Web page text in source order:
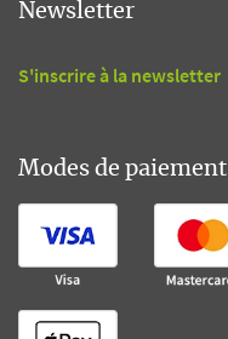
Newsletter
S'inscrire à la newsletter
Modes de paiement